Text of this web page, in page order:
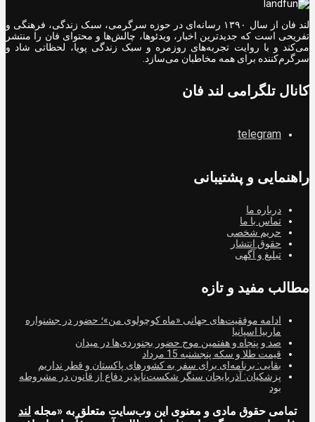
لند فان از سال ۱۳۹۰ رسانه‌ای در حوزه سرگرمی، سبک زندگی، فرهنگی و
تفریحی است که جدیدترین اخبار، ویدئوها، چالش‌ها و محتوای فان را منتشر
می‌کند و با روایت تجربه‌های روزمره و سبک زندگی پویا، لحظاتی شاد و
سرگرم‌کننده برای همه مخاطبان می‌سازد.
کانال تلگرامی لند فان
telegram
راهنمایی و پشتیبانی
درباره ما
تماس با ما
حریم شخصی
حقوق انتشار
تبلیغ و آگهی
مطالب مفید و تازه
ادامه موفقیت‌های جهانی «ماه کوچولوی من»؛ حضور در جشنواره
ماربیا اسپانیا
صد و پنجاه و هفتمین موج حضور بجنوردی‌ها در میدان
قیمت طلا و سکه پنجشنبه 15 مرداد
بقایی: برنامه‌ای برای سفر به کشورهای پاکستان و قطر نداریم
پزشکیان: آذربایجان سنگر شکست‌ناپذیر دفاع از قانون در مشروطه
بود
تمامی حقوق مادی و معنوی این وب‌سایت متعلق به «مجله لند